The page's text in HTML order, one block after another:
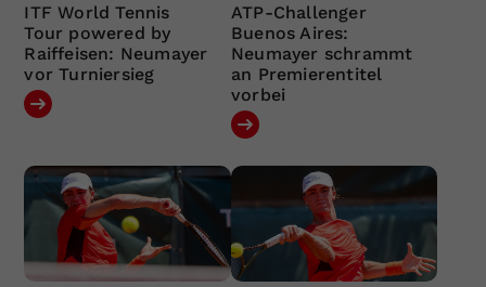
ITF World Tennis
Tour powered by
Raiffeisen: Neumayer
vor Turniersieg
ATP-Challenger
Buenos Aires:
Neumayer schrammt
an Premierentitel
vorbei